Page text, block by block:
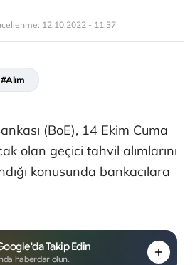
12.10.2022 - 11:37
#Alım
(BoE), 14 Ekim Cuma
olan geçici tahvil alımlarını
konusunda bankacılara
Takip Edin
haberdar olun.